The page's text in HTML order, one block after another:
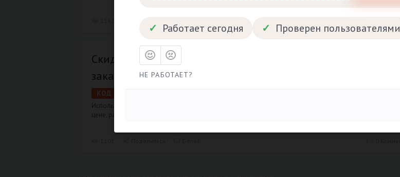
Скидка по промокоду 14000 рублей на
заказ.
КОД
Используйте скидку, чтобы приобретать продукцию по лучшей
цене, расширяя свои возможности и не переплачивая.
Работает сегодня Проверен пользователями
НЕ РАБОТАЕТ?